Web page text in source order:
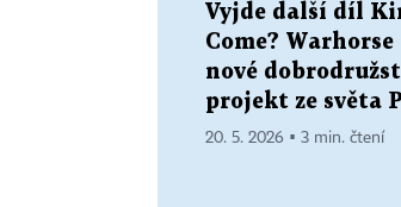
Vyjde další díl
Come?
nové
projekt ze světa
20. 5. 2026 ▪ 3 min. čtení